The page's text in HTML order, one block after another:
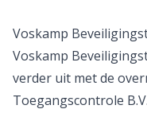
Voskamp
Voskamp
verder uit met de
Toegangscontrole